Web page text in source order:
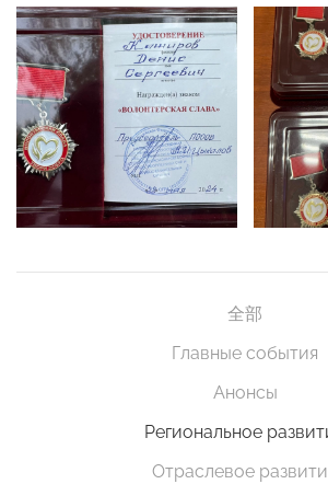
全部
Главные события
Анонсы
Региональное
Отраслевое